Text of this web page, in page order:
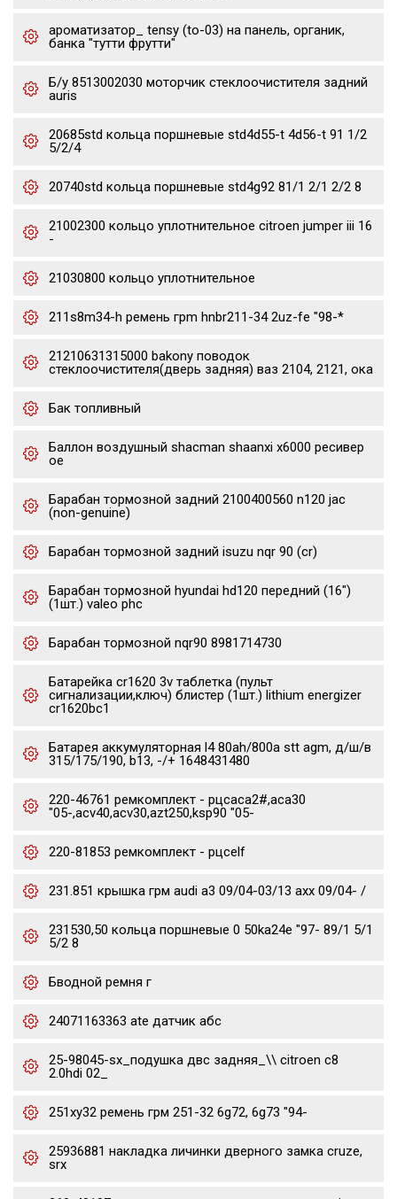
ароматизатор_ tensy (to-03) на панель, органик,
банка "тутти фрутти"
Б/у 8513002030 моторчик стеклоочистителя задний
auris
20685std кольца поршневые std4d55-t 4d56-t 91 1/2
5/2/4
20740std кольца поршневые std4g92 81/1 2/1 2/2 8
21002300 кольцо уплотнительное citroen jumper iii 16
-
21030800 кольцо уплотнительное
211s8m34-h ремень грm hnbr211-34 2uz-fe "98-*
21210631315000 bakony поводок
стеклоочистителя(дверь задняя) ваз 2104, 2121, ока
Бак топливный
Баллон воздушный shacman shaanxi x6000 ресивер
oe
Барабан тормозной задний 2100400560 n120 jac
(non-genuine)
Барабан тормозной задний isuzu nqr 90 (cr)
Барабан тормозной hyundai hd120 передний (16")
(1шт.) valeo phc
Барабан тормозной nqr90 8981714730
Батарейка cr1620 3v таблетка (пульт
сигнализации,ключ) блистер (1шт.) lithium energizer
cr1620bc1
Батарея аккумуляторная l4 80ah/800a stt agm, д/ш/в
315/175/190, b13, -/+ 1648431480
220-46761 ремкомплект - рцсaca2#,aca30
"05-,acv40,acv30,azt250,ksp90 "05-
220-81853 ремкомплект - рцсelf
231.851 крышка грм audi a3 09/04-03/13 axx 09/04- /
231530,50 кольца поршневые 0 50ka24e "97- 89/1 5/1
5/2 8
Бводной ремня г
24071163363 ate датчик абс
25-98045-sx_подушка двс задняя_\\ citroen c8
2.0hdi 02_
251xy32 ремень грм 251-32 6g72, 6g73 "94-
25936881 накладка личинки дверного замка cruze,
srx